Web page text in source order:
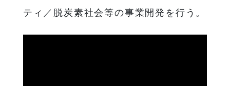
ティ／脱炭素社会等の事業開発を行う。